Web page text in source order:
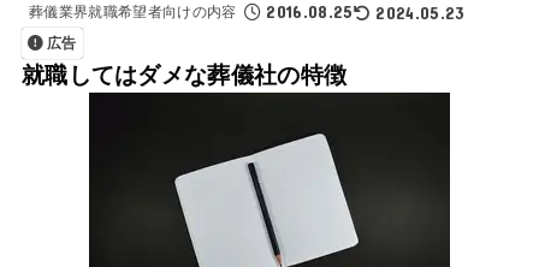
葬儀業界就職希望者向けの内容 2016.08.25 2024.05.23
広告
就職してはダメな葬儀社の特徴